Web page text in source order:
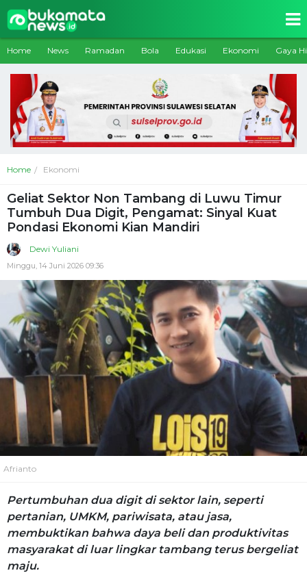
Home News Ramadan Bola Edukasi Ekonomi Gaya
Home Ekonomi
Geliat Sektor Non Tambang di Luwu Timur
Tumbuh Dua Digit, Pengamat: Sinyal Kuat
Pondasi Ekonomi Kian Mandiri
Dewi Yuliani
Minggu, 14 Juni 2026 09:36
Afrianto
Pertumbuhan dua digit di sektor lain, seperti
pertanian, UMKM, pariwisata, atau jasa,
membuktikan bahwa daya beli dan produktivitas
masyarakat di luar lingkar tambang terus bergeliat
maju.